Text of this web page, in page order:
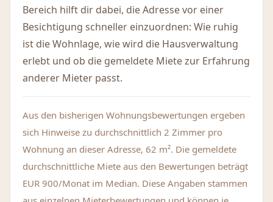
Bereich hilft dir dabei, die Adresse vor einer
Besichtigung schneller einzuordnen: Wie ruhig
ist die Wohnlage, wie wird die Hausverwaltung
erlebt und ob die gemeldete Miete zur Erfahrung
anderer Mieter passt.
Aus den bisherigen Wohnungsbewertungen ergeben
sich Hinweise zu durchschnittlich 2 Zimmer pro
Wohnung an dieser Adresse, 62 m². Die gemeldete
durchschnittliche Miete aus den Bewertungen beträgt
EUR 900/Monat im Median. Diese Angaben stammen